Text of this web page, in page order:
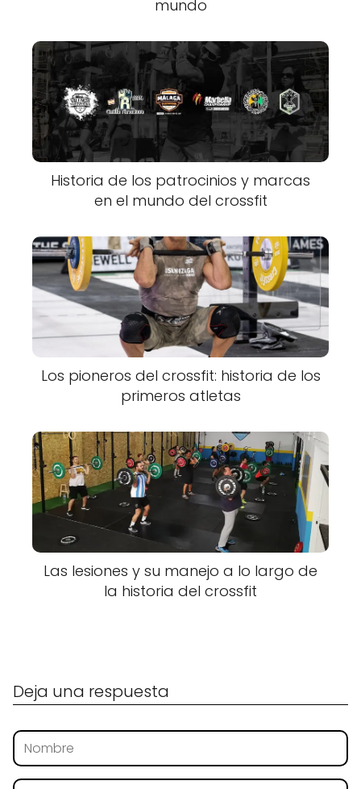
mundo
Historia de los patrocinios y marcas
en el mundo del crossfit
Los pioneros del crossfit: historia de los
primeros atletas
Las lesiones y su manejo a lo largo de
la historia del crossfit
Deja una respuesta